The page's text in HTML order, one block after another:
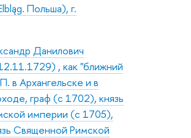
Польша), г.
Данилович
, как "ближний
в Архангельске и в
граф (с 1702), князь
империи (с 1705),
Священной Римской